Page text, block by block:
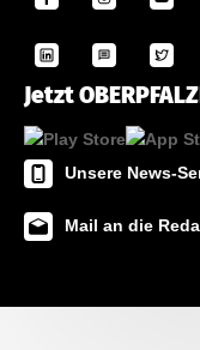
Jetzt
Unsere News-
Mail an die